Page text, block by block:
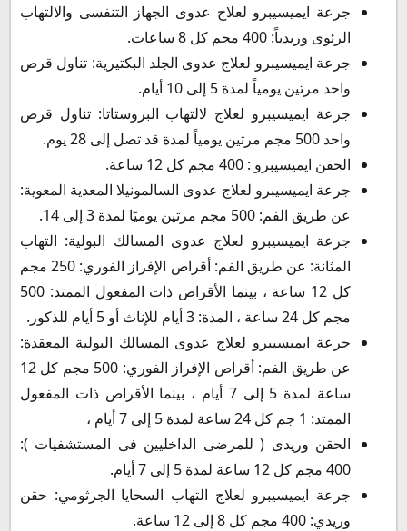
جرعة ايميسيبرو لعلاج عدوى الجهاز التنفسى والالتهاب
الرئوى وريدياً: 400 مجم كل 8 ساعات.
جرعة ايميسيبرو لعلاج عدوى الجلد البكتيرية: تناول قرص
واحد مرتين يومياً لمدة 5 إلى 10 أيام.
جرعة ايميسيبرو لعلاج لالتهاب البروستاتا: تناول قرص
واحد 500 مجم مرتين يومياً لمدة قد تصل إلى 28 يوم.
الحقن ايميسيبرو : 400 مجم كل 12 ساعة.
جرعة ايميسيبرو لعلاج عدوى السالمونيلا المعدية المعوية:
عن طريق الفم: 500 مجم مرتين يوميًا لمدة 3 إلى 14.
جرعة ايميسيبرو لعلاج عدوى المسالك البولية: التهاب
المثانة: عن طريق الفم: أقراص الإفراز الفوري: 250 مجم
كل 12 ساعة ، بينما الأقراص ذات المفعول الممتد: 500
مجم كل 24 ساعة ، المدة: 3 أيام للإناث أو 5 أيام للذكور.
جرعة ايميسيبرو لعلاج عدوى المسالك البولية المعقدة:
عن طريق الفم: أقراص الإفراز الفوري: 500 مجم كل 12
ساعة لمدة 5 إلى 7 أيام ، بينما الأقراص ذات المفعول
الممتد: 1 جم كل 24 ساعة لمدة 5 إلى 7 أيام ،
الحقن وريدى ( للمرضى الداخليين فى المستشفيات ):
400 مجم كل 12 ساعة لمدة 5 إلى 7 أيام.
جرعة ايميسيبرو لعلاج التهاب السحايا الجرثومي: حقن
وريدي: 400 مجم كل 8 إلى 12 ساعة.